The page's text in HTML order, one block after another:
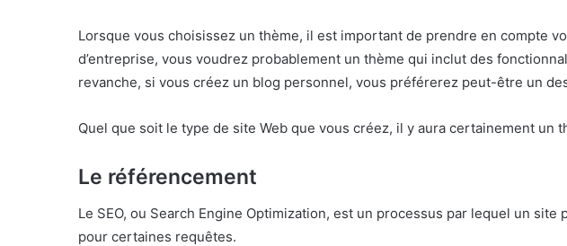
Lorsque vous choisissez un thème, il est important de prendre en compte
d’entreprise, vous voudrez probablement un thème qui inclut des
revanche, si vous créez un blog personnel, vous préférerez peut-être un
Quel que soit le type de site Web que vous créez, il y aura certainement un
Le référencement
Le SEO, ou Search Engine Optimization, est un processus par lequel un
pour certaines requêtes.